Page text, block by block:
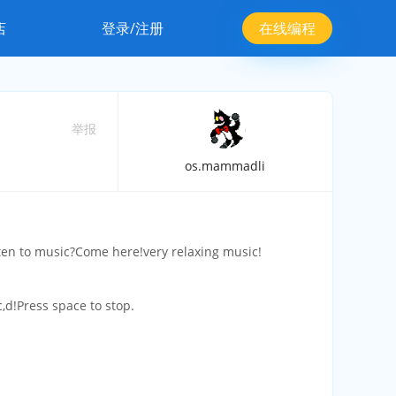
登录/注册 在线编程
举报
os.mammadli
to music?Come here!very relaxing music!
space to stop.